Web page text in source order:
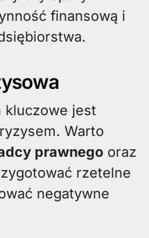
finansową i
kluczowe jest
Warto
prawnego oraz
rzetelne
negatywne